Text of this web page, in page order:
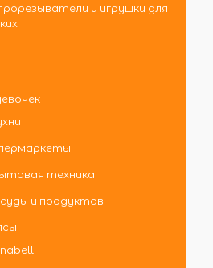
и игрушки для
техника
и продуктов